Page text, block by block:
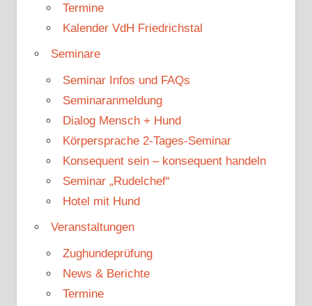
Termine
Kalender VdH Friedrichstal
Seminare
Seminar Infos und FAQs
Seminaranmeldung
Dialog Mensch + Hund
Körpersprache 2-Tages-Seminar
Konsequent sein – konsequent handeln
Seminar „Rudelchef“
Hotel mit Hund
Veranstaltungen
Zughundeprüfung
News & Berichte
Termine